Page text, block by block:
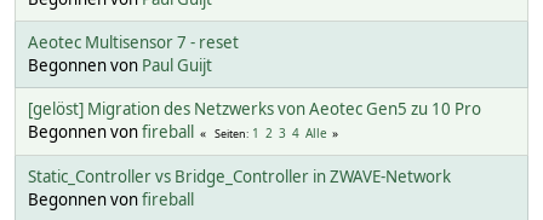
Aeotec Multisensor 7 - reset
Begonnen von Paul Guijt
[gelöst] Migration des Netzwerks von Aeotec Gen5 zu 10 Pro
Begonnen vonfireball Seiten 1 2 3 4 Alle
Static_Controller vs Bridge_Controller in ZWAVE-Network
Begonnen vonfireball